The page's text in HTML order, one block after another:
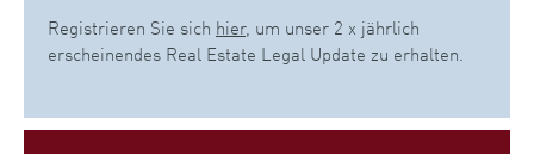
Registrieren Sie sich hier, um unser 2 x jährlich
erscheinendes Real Estate Legal Update zu erhalten.